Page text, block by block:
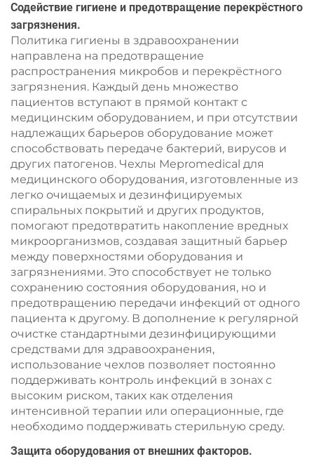
Содействие гигиене и предотвращение перекрёстного
загрязнения.
Политика гигиены в здравоохранении
направлена на предотвращение
распространения микробов и перекрёстного
загрязнения. Каждый день множество
пациентов вступают в прямой контакт с
медицинским оборудованием, и при отсутствии
надлежащих барьеров оборудование может
способствовать передаче бактерий, вирусов и
других патогенов. Чехлы Mepromedical для
медицинского оборудования, изготовленные из
легко очищаемых и дезинфицируемых
спиральных покрытий и других продуктов,
помогают предотвратить накопление вредных
микроорганизмов, создавая защитный барьер
между поверхностями оборудования и
загрязнениями. Это способствует не только
сохранению состояния оборудования, но и
предотвращению передачи инфекций от одного
пациента к другому. В дополнение к регулярной
очистке стандартными дезинфицирующими
средствами для здравоохранения,
использование чехлов позволяет постоянно
поддерживать контроль инфекций в зонах с
высоким риском, таких как отделения
интенсивной терапии или операционные, где
необходимо поддерживать стерильную среду.
Защита оборудования от внешних факторов.